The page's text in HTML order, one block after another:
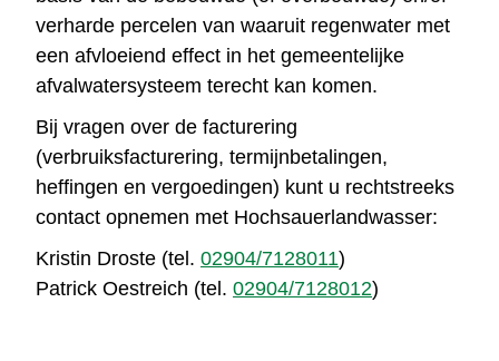
verharde percelen van waaruit regenwater met
een afvloeiend effect in het gemeentelijke
afvalwatersysteem terecht kan komen.
Bij vragen over de facturering
(verbruiksfacturering, termijnbetalingen,
heffingen en vergoedingen) kunt u rechtstreeks
contact opnemen met Hochsauerlandwasser:
Kristin Droste (tel. 02904/7128011)
Patrick Oestreich (tel. 02904/7128012)